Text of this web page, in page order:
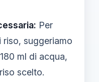
Per
suggeriamo
ml di acqua,
scelto.